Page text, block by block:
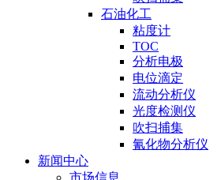
石油化工
粘度计
TOC
分析电极
电位滴定
流动分析仪
光度检测仪
吹扫捕集
氰化物分析仪
新闻中心
市场信息